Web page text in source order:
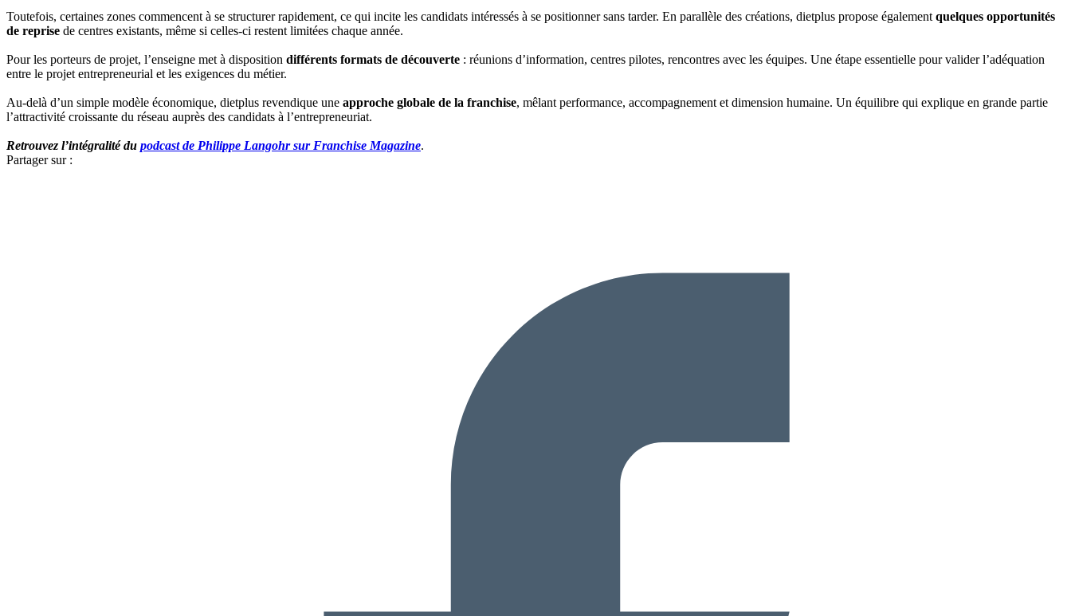
Toutefois, certaines zones commencent à se structurer rapidement, ce qui incite les candidats intéressés à se positionner sans tarder. En parallèle des créations, dietplus propose également quelques opportunités
de reprise de centres existants, même si celles-ci restent limitées chaque année.
Pour les porteurs de projet, l’enseigne met à disposition différents formats de découverte : réunions d’information, centres pilotes, rencontres avec les équipes. Une étape essentielle pour valider l’adéquation
entre le projet entrepreneurial et les exigences du métier.
Au-delà d’un simple modèle économique, dietplus revendique une approche globale de la franchise, mêlant performance, accompagnement et dimension humaine. Un équilibre qui explique en grande partie
l’attractivité croissante du réseau auprès des candidats à l’entrepreneuriat.
Retrouvez l’intégralité du podcast de Philippe Langohr sur Franchise Magazine.
Partager sur :